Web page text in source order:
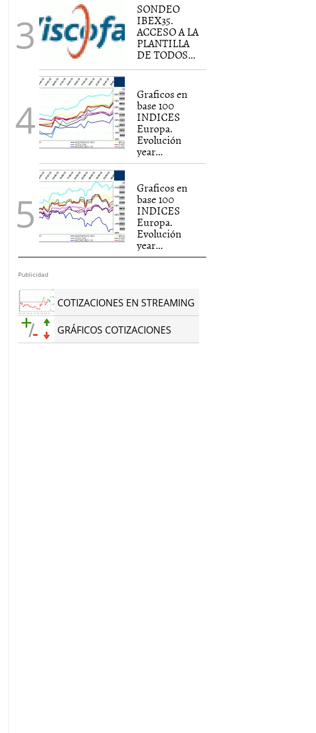
SONDEO
IBEX35.
ACCESO A LA
PLANTILLA
DE TODOS...
Graficos en
base 100
INDICES
Europa.
Evolución
year...
Graficos en
base 100
INDICES
Europa.
Evolución
year...
Publicidad
COTIZACIONES EN STREAMING
GRÁFICOS COTIZACIONES